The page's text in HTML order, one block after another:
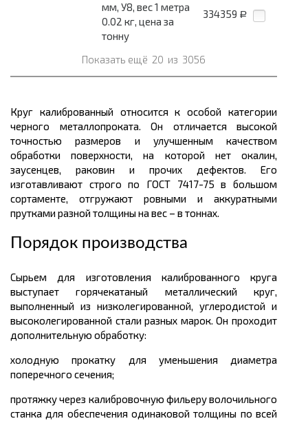
мм, У8, вес 1 метра
0.02 кг, цена за
тонну
334359 Р
Показать ещё 20 из 3056
Круг калиброванный относится к особой категории
черного металлопроката. Он отличается высокой
точностьюразмеров и улучшенным качеством
обработки поверхности, на которой нет окалин,
заусенцев, раковин и прочих дефектов. Его
изготавливают строго по ГОСТ 7417-75 в большом
сортаменте, отгружают ровными и аккуратными
прутками разной толщины на вес – в тоннах.
Порядок производства
Сырьем для изготовления калиброванного круга
выступает горячекатаный металлическийкруг,
выполненный из низколегированной, углеродистой и
высоколегированной стали разных марок. Он проходит
дополнительную обработку:
холодную прокатку для уменьшения диаметра
поперечного сечения;
протяжку через калибровочную фильеру волочильного
станка для обеспечения одинаковой толщины по всей